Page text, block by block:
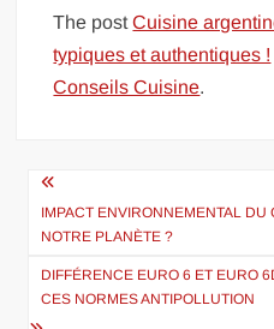
The postCuisine
typiques et authentiques !
Conseils Cuisine.
Navigation
de
l’article
IMPACT ENVIRONNEMENTAL
NOTRE PLANÈTE ?
DIFFÉRENCE EURO 6 ET EURO
CES NORMES ANTIPOLLUTION